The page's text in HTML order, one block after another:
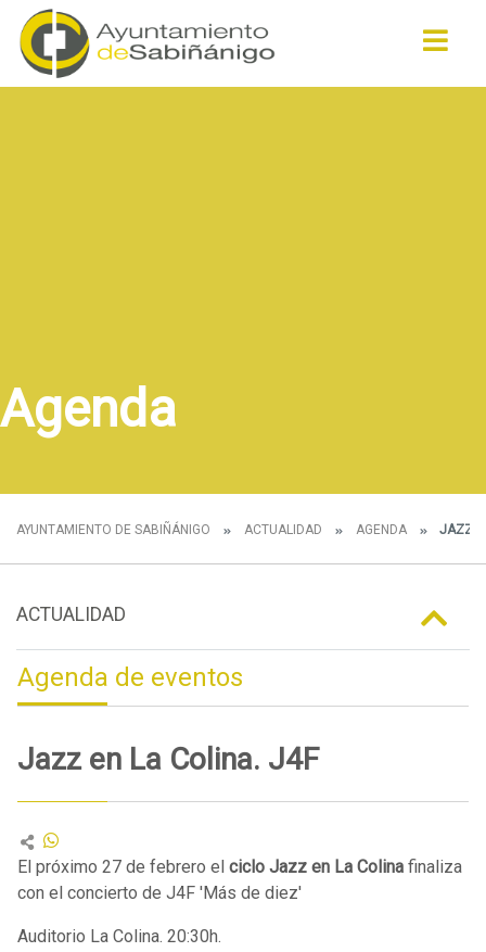
Agenda
AYUNTAMIENTO DE SABIÑÁNIGO ACTUALIDAD AGENDA JAZZ
ACTUALIDAD
Agenda de eventos
Jazz en La Colina. J4F
El próximo 27 de febrero el ciclo Jazz en La Colina finaliza
con el concierto de J4F 'Más de diez'
Auditorio La Colina. 20:30h.